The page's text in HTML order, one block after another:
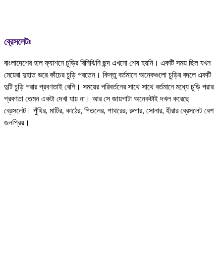
ব্রেসলেটঃ
বাংলাদেশের হাল ফ্যাশনে চুড়ির রিনিঝিনি ছন্দ এখনো শেষ হয়নি। একটি সময় ছিল যখন
মেয়েরা দুহাত ভরে কাঁচের চুড়ি পরতেন। কিন্তু বর্তমানে অনেকগুলো চুড়ির বদলে একটি
দুটি চুড়ি পরার প্রবণতাই বেশি। সময়ের পরিবর্তনের সাথে সাথে বর্তমানে মধ্যে চুড়ি পরার
প্রবণতা তেমন একটা দেখা যায় না। আর সে জায়গাটা অনেকটাই দখল করেছে
ব্রেসলেট। পুঁথির, মাটির, কাঠের, পিতলের, পাথরের, রুপার, সোনার, হীরার ব্রেসলেট বেশ
জনপ্রিয়।